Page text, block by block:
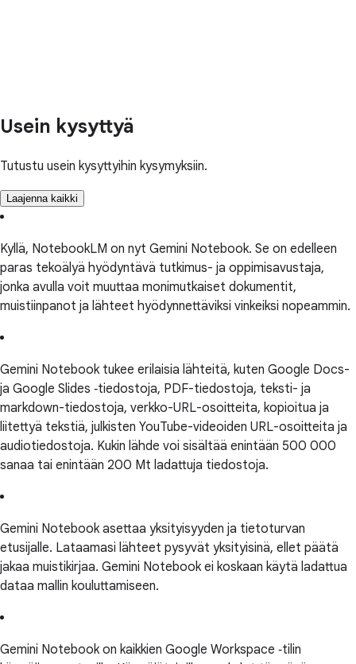
Usein kysyttyä
Tutustu usein kysyttyihin kysymyksiin.
Laajenna kaikki
Kyllä, NotebookLM on nyt Gemini Notebook. Se on edelleen
paras tekoälyä hyödyntävä tutkimus- ja oppimisavustaja,
jonka avulla voit muuttaa monimutkaiset dokumentit,
muistiinpanot ja lähteet hyödynnettäviksi vinkeiksi nopeammin.
Gemini Notebook tukee erilaisia lähteitä, kuten Google Docs-
ja Google Slides ‑tiedostoja, PDF-tiedostoja, teksti- ja
markdown-tiedostoja, verkko-URL-osoitteita, kopioitua ja
liitettyä tekstiä, julkisten YouTube-videoiden URL-osoitteita ja
audiotiedostoja. Kukin lähde voi sisältää enintään 500 000
sanaa tai enintään 200 Mt ladattuja tiedostoja.
Gemini Notebook asettaa yksityisyyden ja tietoturvan
etusijalle. Lataamasi lähteet pysyvät yksityisinä, ellet päätä
jakaa muistikirjaa. Gemini Notebook ei koskaan käytä ladattua
dataa mallin kouluttamiseen.
Gemini Notebook on kaikkien Google Workspace ‑tilin